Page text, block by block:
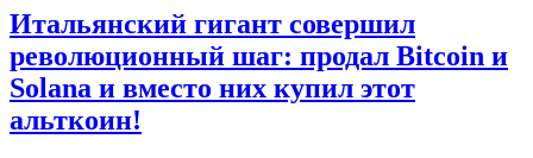
Итальянский гигант совершил
революционный шаг: продал Bitcoin и
Solana и вместо них купил этот
альткоин!